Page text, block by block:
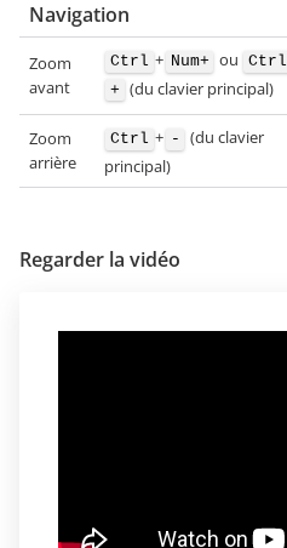
Navigation
Zoom
avant
Ctrl + Num+ ou Ctrl
+ (du clavier principal)
Zoom
arrière
Ctrl + -
(du clavier
principal)
Regarder la vidéo